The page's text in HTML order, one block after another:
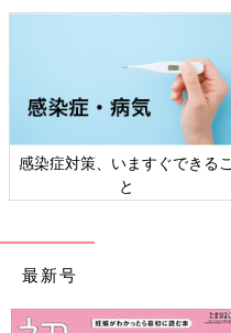
感染症対策、いますぐできるこ
と
最新号